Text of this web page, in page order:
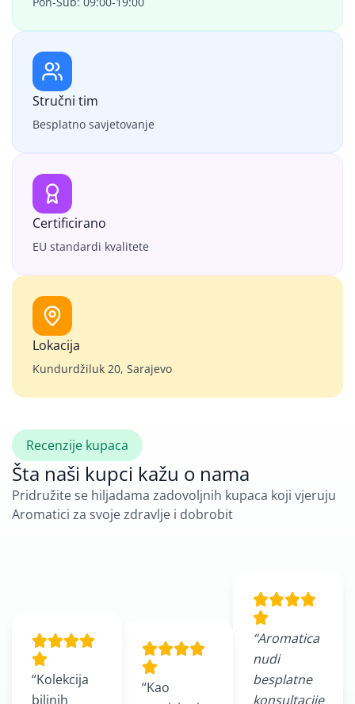
Stručni tim
Besplatno savjetovanje
Certificirano
EU standardi kvalitete
Lokacija
Kundurdžiluk 20, Sarajevo
Recenzije kupaca
Šta naši kupci kažu o nama
Pridružite se hiljadama zadovoljnih kupaca koji vjeruju
Aromatici za svoje zdravlje i dobrobit
“Aromatica
nudi
besplatne
konsultacije
“Kao
“Kolekcija
biljnih